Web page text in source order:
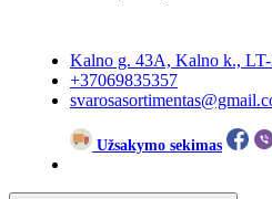
Kalno g. 43A, Kalno k., LT-
+37069835357
Užsakymo sekimas